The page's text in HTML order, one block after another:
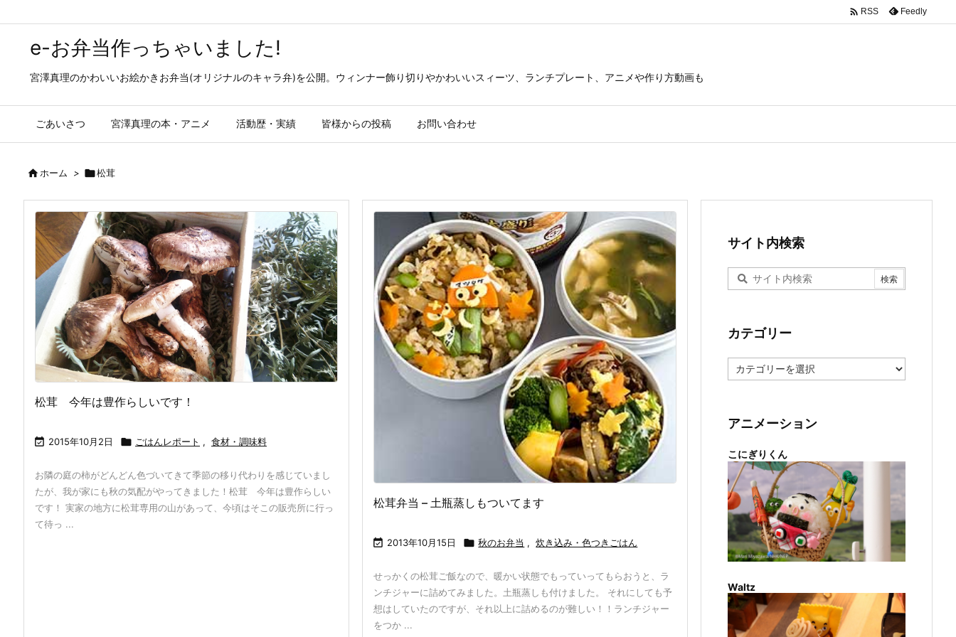
e-お弁当作っちゃいました!
宮澤真理のかわいいお絵かきお弁当(オリジナルのキャラ弁)を公開。ウィンナー飾り切りやかわいいスィーツ、ランチプレート、アニメや作り方動画も
ごあいさつ 宮澤真理の本・アニメ 活動歴・実績 皆様からの投稿 お問い合わせ
 RSS Feedly
ホーム > 松茸
松茸 今年は豊作らしいです！
 2015年10月2日  ごはんレポート , 食材・調味料
お隣の庭の柿がどんどん色づいてきて季節の移り代わりを感じていまし
たが、我が家にも秋の気配がやってきました！松茸 今年は豊作らしい
です！ 実家の地方に松茸専用の山があって、今頃はそこの販売所に行っ
て待っ ...
松茸弁当 – 土瓶蒸しもついてます
 2013年10月15日  秋のお弁当 , 炊き込み・色つきごはん
せっかくの松茸ご飯なので、暖かい状態でもっていってもらおうと、ラ
ンチジャーに詰めてみました。土瓶蒸しも付けました。 それにしても予
想はしていたのですが、それ以上に詰めるのが難しい！！ランチジャー
をつか ...
サイト内検索
カテゴリー
テ
ー
アニメーション
こにぎりくん
Waltz